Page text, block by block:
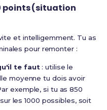
points (situation
et intelligemment. Tu as
pour remonter :
te faut: utilise le
moyenne tu dois avoir
exemple, si tu as 850
les 1000 possibles, soit